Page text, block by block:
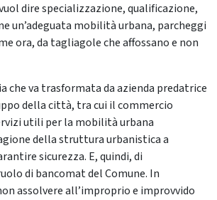
dire specializzazione, qualificazione,
un’adeguata mobilità urbana, parcheggi
ora, da tagliagole che affossano e non
va trasformata da azienda predatrice
della città, tra cui il commercio
utili per la mobilità urbana
della struttura urbanistica a
sicurezza. E, quindi, di
di bancomat del Comune. In
assolvere all’improprio e improvvido